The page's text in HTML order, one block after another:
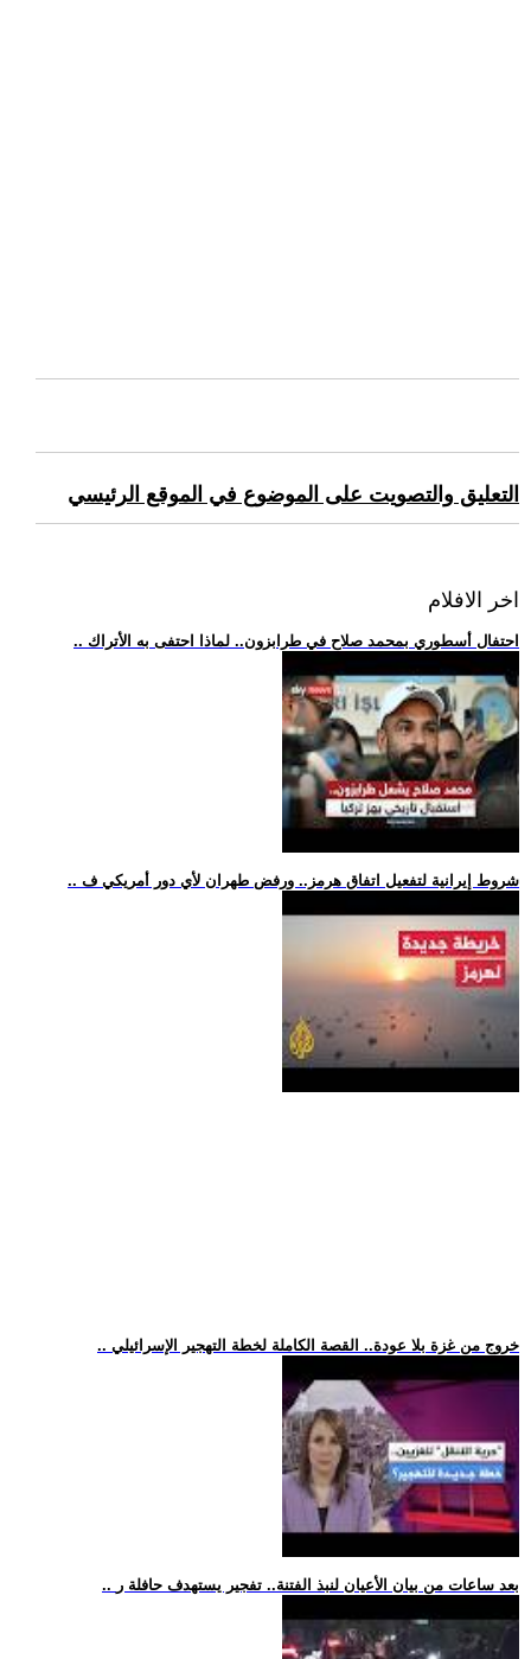
التعليق والتصويت على الموضوع في الموقع الرئيسي
اخر الافلام
.. احتفال أسطوري بمحمد صلاح في طرابزون.. لماذا احتفى به الأتراك
.. شروط إيرانية لتفعيل اتفاق هرمز.. ورفض طهران لأي دور أمريكي ف
.. خروج من غزة بلا عودة.. القصة الكاملة لخطة التهجير الإسرائيلي
.. بعد ساعات من بيان الأعيان لنبذ الفتنة.. تفجير يستهدف حافلة ر